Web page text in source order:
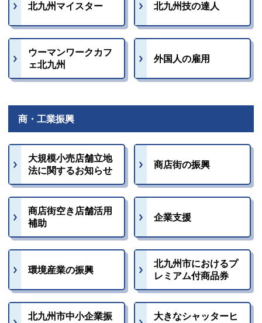
北九州マイスター 北九州技の達人
ウーマンワークカフ
ェ北九州
外国人の雇用
商・工業振興
大規模小売店舗立地
法に関するお知らせ
商店街の振興
商店街空き店舗活用
補助
企業支援
環境産業の振興
北九州市におけるプ
レミアム付商品券
北九州市中小企業振
大きなシャッターヒ